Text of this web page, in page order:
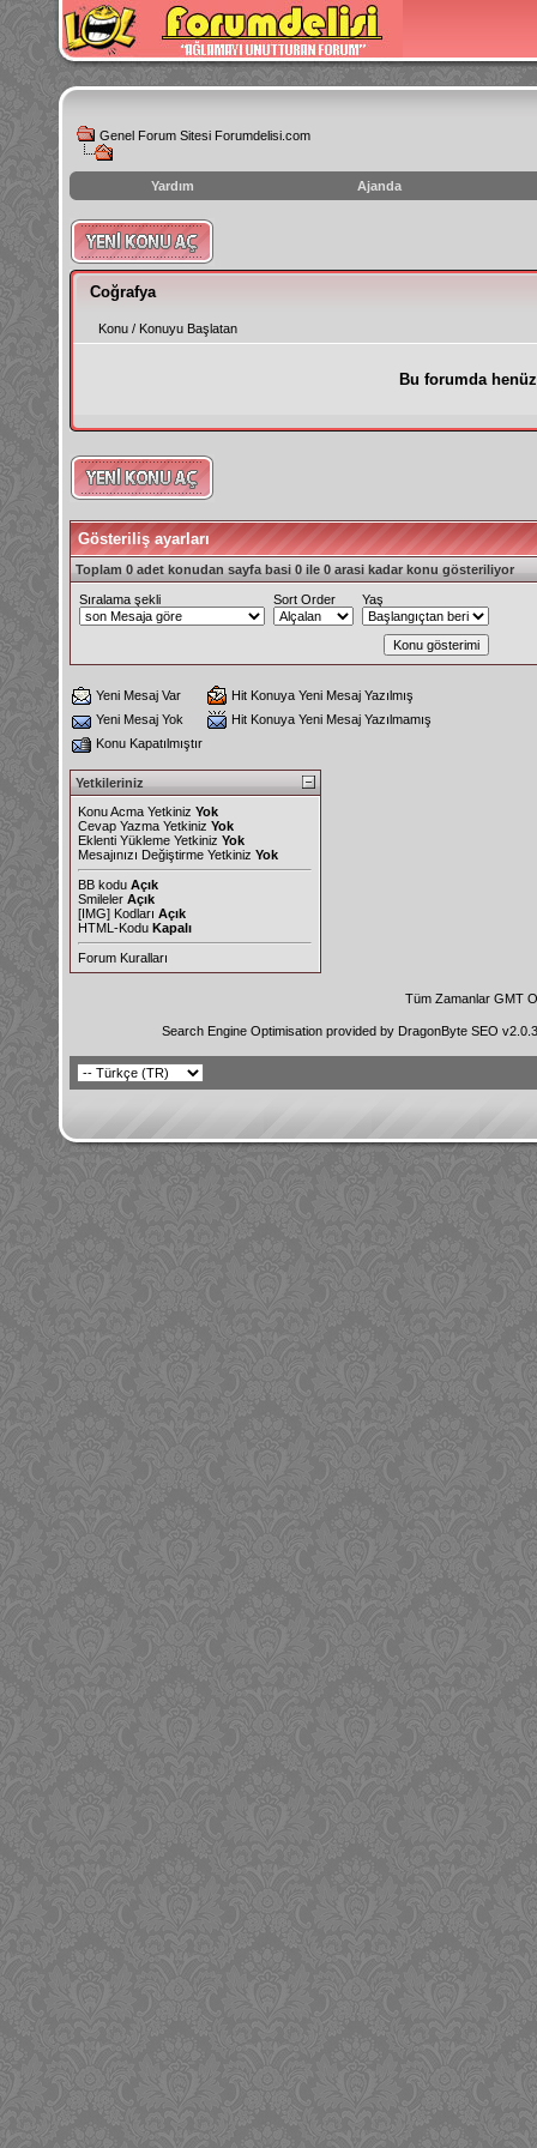
Genel Forum Sitesi Forumdelisi.com
Yardım Ajanda
instagram
izlenme
hilesi
Coğrafya
Konu / Konuyu Başlatan
Bu forumda
Gösteriliş ayarları
Toplam 0 adet konudan sayfa basi 0 ile 0 arasi kadar konu gösteriliyor
Sıralama şekli Sort Order Yaş
Yeni Mesaj Var
Hit Konuya Yeni Mesaj Yazılmış
Yeni Mesaj Yok
Hit Konuya Yeni Mesaj Yazılmamış
Konu Kapatılmıştır
Yetkileriniz
Konu Acma Yetkiniz Yok
Cevap Yazma Yetkiniz Yok
Eklenti Yükleme Yetkiniz Yok
Mesajınızı Değiştirme Yetkiniz Yok
BB kodu Açık
Smileler Açık
[IMG] Kodları Açık
HTML-Kodu Kapalı
Forum Kuralları
Tüm Zamanlar GMT
Search Engine Optimisation provided by DragonByte SEO